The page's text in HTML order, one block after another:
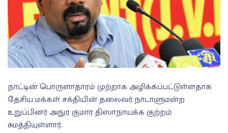
நாட்டின் பொருளாதாரம் முற்றாக அழிக்கப்பட்டுள்ளதாக
தேசிய மக்கள் சக்தியின் தலைவர் நாடாளுமன்ற
உறுப்பினர் அநுர குமார திஸாநாயக்க குற்றம்
சுமத்தியுள்ளார்.